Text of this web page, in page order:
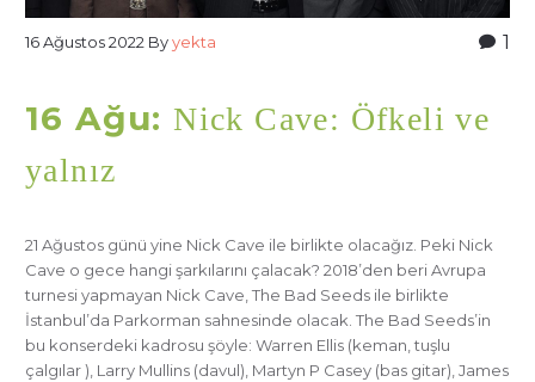
1
16 Ağustos 2022 Byyekta
16 Ağu:Nick Cave: Öfkeli ve
yalnız
21 Ağustos günü yine Nick Cave ile birlikte olacağız. Peki Nick
Cave o gece hangi şarkılarını çalacak? 2018’den beri Avrupa
turnesi yapmayan Nick Cave, The Bad Seeds ile birlikte
İstanbul’da Parkorman sahnesinde olacak. The Bad Seeds’in
bu konserdeki kadrosu şöyle: Warren Ellis (keman, tuşlu
çalgılar ), Larry Mullins (davul), Martyn P Casey (bas gitar), James